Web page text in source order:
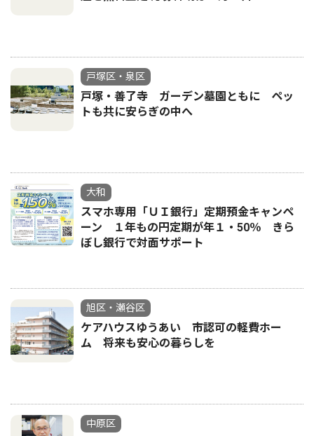
戸塚区・泉区
戸塚・善了寺 ガーデン墓園ともに ペッ
トも共に安らぎの中へ
大和
スマホ専用「ＵＩ銀行」定期預金キャンペ
ーン １年もの円定期が年１・50％ きら
ぼし銀行で対面サポート
旭区・瀬谷区
ケアハウスゆうあい 市認可の軽費ホー
ム 将来も安心の暮らしを
中原区